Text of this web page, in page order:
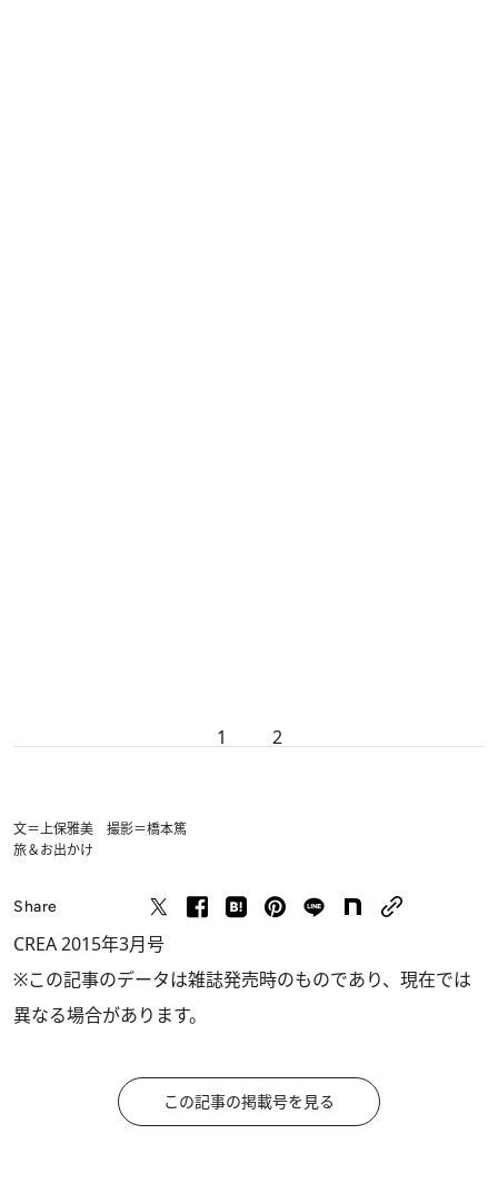
1 2
文＝上保雅美 撮影＝橋本篤
旅＆お出かけ
Share
CREA 2015年3月号
※この記事のデータは雑誌発売時のものであり、現在では
異なる場合があります。
この記事の掲載号を見る